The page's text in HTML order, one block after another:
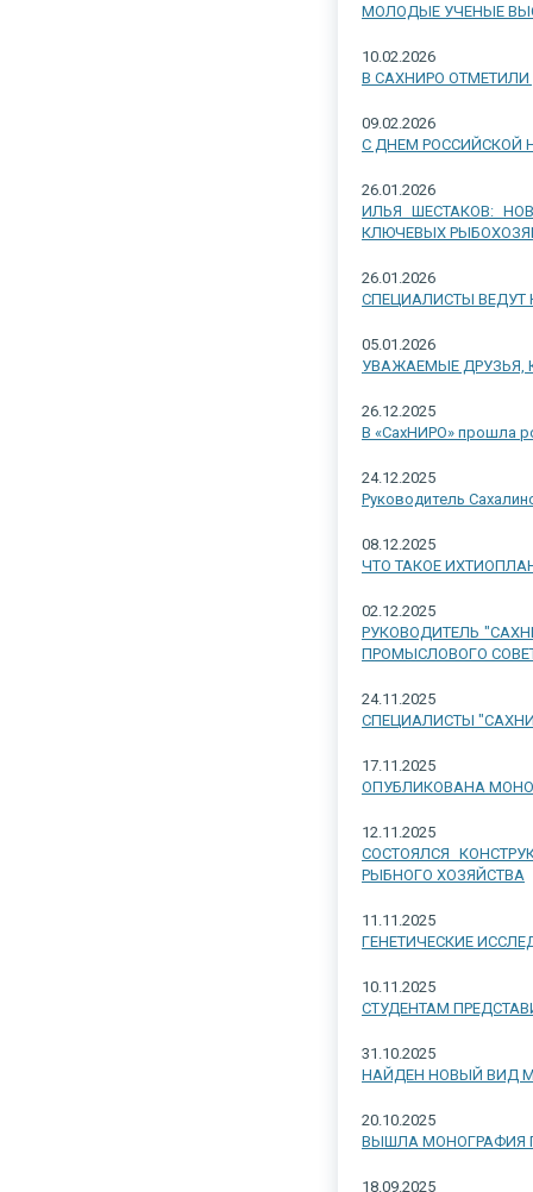
МОЛОДЫЕ УЧЕНЫЕ
10.02.2026
В САХНИРО
09.02.2026
С ДНЕМ РОССИЙСКОЙ
26.01.2026
ИЛЬЯ ШЕСТАКОВ:
КЛЮЧЕВЫХ
26.01.2026
СПЕЦИАЛИСТЫ
05.01.2026
УВАЖАЕМЫЕ ДРУЗЬЯ,
26.12.2025
В «СахНИРО» прошла
24.12.2025
Руководитель
08.12.2025
ЧТО ТАКОЕ
02.12.2025
РУКОВОДИТЕЛЬ
ПРОМЫСЛОВОГО
24.11.2025
СПЕЦИАЛИСТЫ
17.11.2025
ОПУБЛИКОВАНА
12.11.2025
СОСТОЯЛСЯ
РЫБНОГО ХОЗЯЙСТВА
11.11.2025
ГЕНЕТИЧЕСКИЕ
10.11.2025
СТУДЕНТАМ
31.10.2025
НАЙДЕН НОВЫЙ ВИД
20.10.2025
ВЫШЛА МОНОГРАФИЯ
18.09.2025